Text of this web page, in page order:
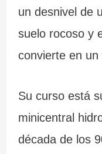
un desnivel de
suelo rocoso y
convierte en
Su curso está
minicentral
década de los